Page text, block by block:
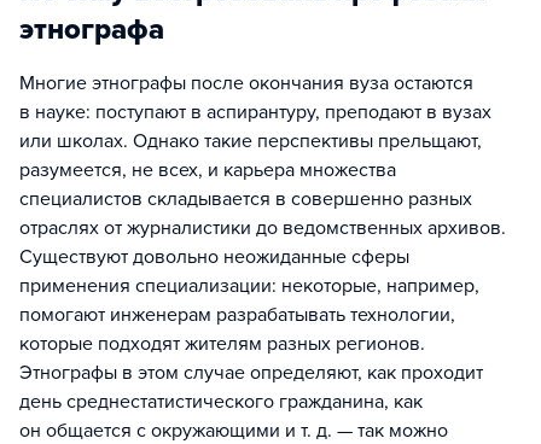
этнографа
Многие этнографы после окончания вуза остаются
в науке: поступают в аспирантуру, преподают в вузах
или школах. Однако такие перспективы прельщают,
разумеется, не всех, и карьера множества
специалистов складывается в совершенно разных
отраслях от журналистики до ведомственных архивов.
Существуют довольно неожиданные сферы
применения специализации: некоторые, например,
помогают инженерам разрабатывать технологии,
которые подходят жителям разных регионов.
Этнографы в этом случае определяют, как проходит
день среднестатистического гражданина, как
он общается с окружающими и т. д. — так можно